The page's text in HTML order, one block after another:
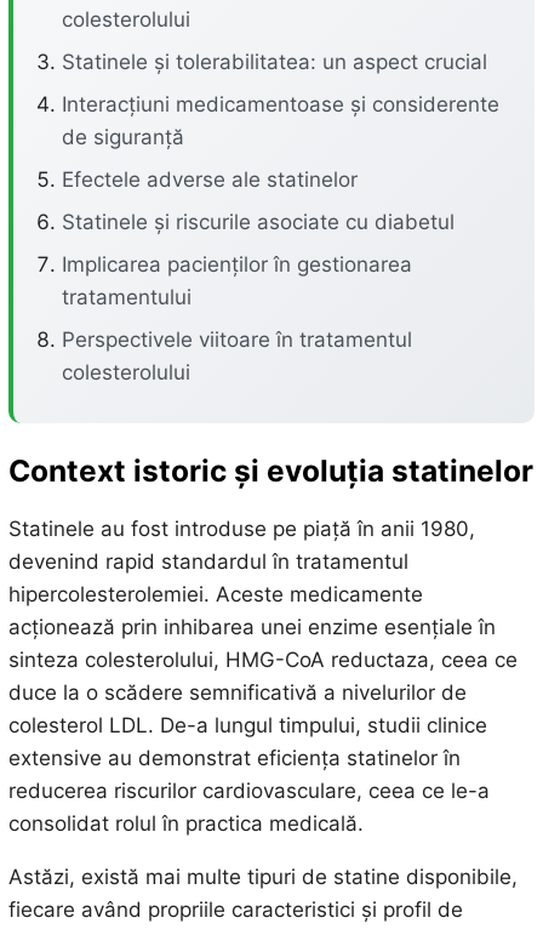
colesterolului
Statinele și tolerabilitatea: un aspect crucial
Interacțiuni medicamentoase și considerente
de siguranță
Efectele adverse ale statinelor
Statinele și riscurile asociate cu diabetul
Implicarea pacienților în gestionarea
tratamentului
Perspectivele viitoare în tratamentul
colesterolului
Context istoric și evoluția statinelor
Statinele au fost introduse pe piață în anii 1980,
devenind rapid standardul în tratamentul
hipercolesterolemiei. Aceste medicamente
acționează prin inhibarea unei enzime esențiale în
sinteza colesterolului, HMG-CoA reductaza, ceea ce
duce la o scădere semnificativă a nivelurilor de
colesterol LDL. De-a lungul timpului, studii clinice
extensive au demonstrat eficiența statinelor în
reducerea riscurilor cardiovasculare, ceea ce le-a
consolidat rolul în practica medicală.
Astăzi, există mai multe tipuri de statine disponibile,
fiecare având propriile caracteristici și profil de